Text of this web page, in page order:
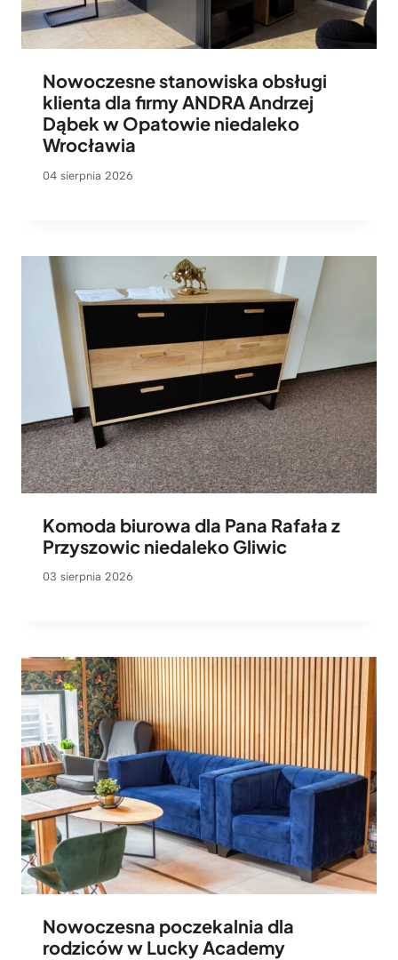
Nowoczesne stanowiska obsługi
klienta dla firmy ANDRA Andrzej
Dąbek w Opatowie niedaleko
Wrocławia
04 sierpnia 2026
Komoda biurowa dla Pana Rafała z
Przyszowic niedaleko Gliwic
03 sierpnia 2026
Nowoczesna poczekalnia dla
rodziców w Lucky Academy